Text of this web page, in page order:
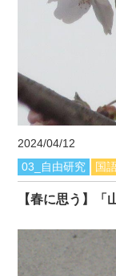
2024/04/12
03_自由研究
国
【春に思う】「